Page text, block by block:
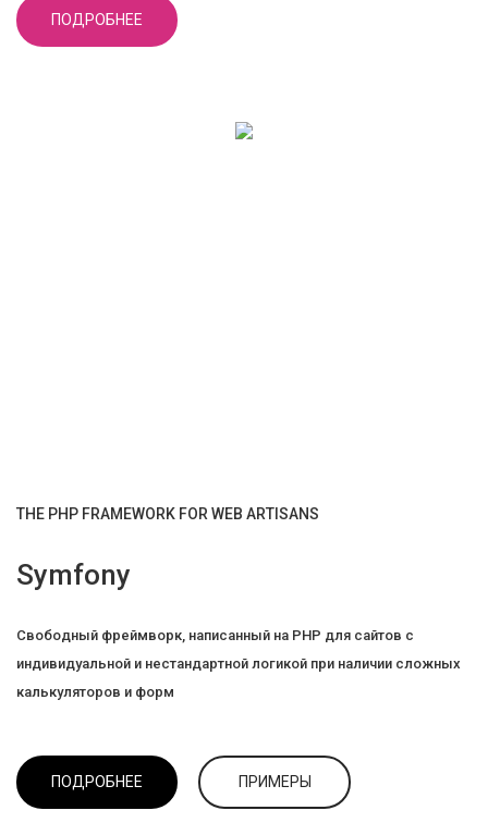
ПОДРОБНЕЕ
THE PHP FRAMEWORK FOR WEB ARTISANS
Symfony
Свободный фреймворк, написанный на PHP для сайтов с
индивидуальной и нестандартной логикой при наличии сложных
калькуляторов и форм
ПОДРОБНЕЕ ПРИМЕРЫ